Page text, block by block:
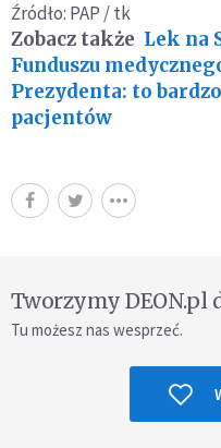
Źródło: PAP / tk
Zobacz także Lek na
Funduszu
Prezydenta: to
pacjentów
Tworzymy DEON.pl
Tu możesz nas wesprzeć.